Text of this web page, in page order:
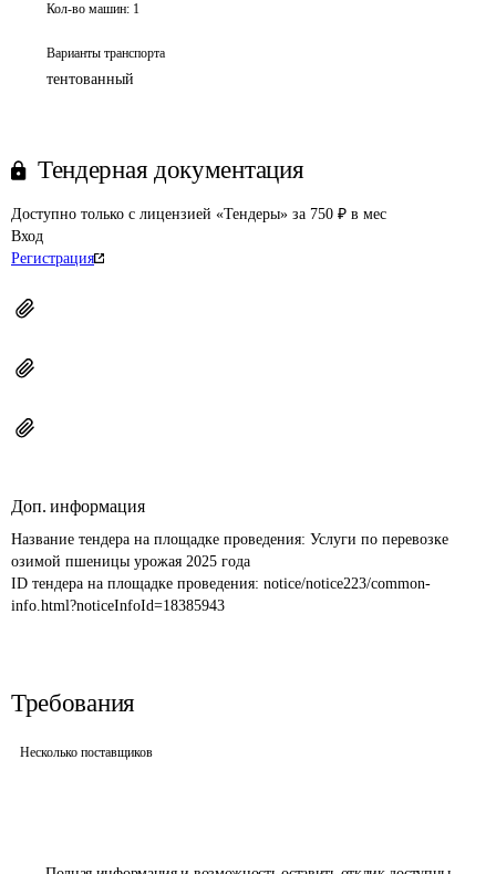
Кол-во машин: 1
Варианты транспорта
тентованный
Тендерная документация
Доступно только с лицензией «Тендеры» за 750 ₽ в мес
Вход
Регистрация
Доп. информация
Название тендера на площадке проведения: Услуги по перевозке
озимой пшеницы урожая 2025 года
ID тендера на площадке проведения: notice/notice223/common-
info.html?noticeInfoId=18385943
Требования
Несколько поставщиков